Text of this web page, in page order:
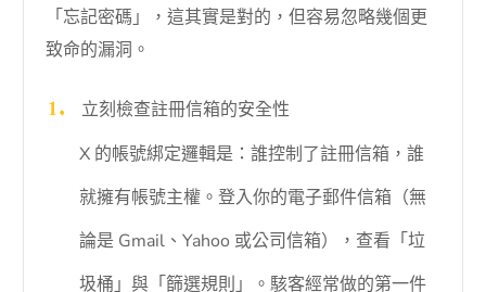
「忘記密碼」，這其實是對的，但容易忽略幾個更
致命的漏洞。
立刻檢查註冊信箱的安全性
X 的帳號綁定邏輯是：誰控制了註冊信箱，誰
就擁有帳號主權。登入你的電子郵件信箱（無
論是 Gmail、Yahoo 或公司信箱），查看「垃
圾桶」與「篩選規則」。駭客經常做的第一件